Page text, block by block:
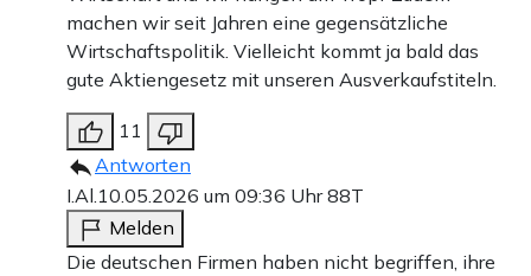
machen wir seit Jahren eine gegensätzliche
Wirtschaftspolitik. Vielleicht kommt ja bald das
gute Aktiengesetz mit unseren Ausverkaufstiteln.
11
Antworten
I.Al.10.05.2026 um 09:36 Uhr88T
Melden
Die deutschen Firmen haben nicht begriffen, ihre